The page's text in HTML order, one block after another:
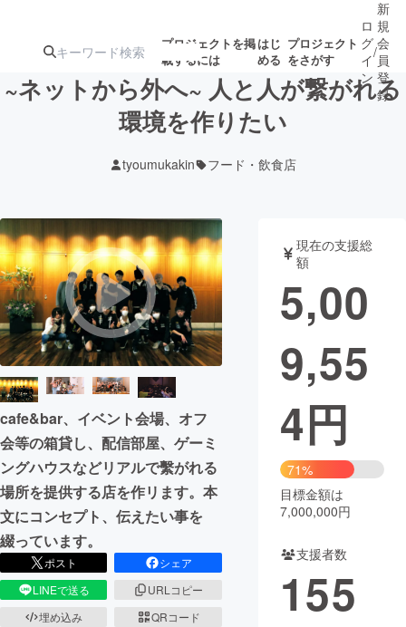
プロジェクトを掲
載するには
はじ
める
プロジェクト
をさがす
ジェクト
募集終了が近いプ
ロジェクト
アート・写真 音楽
テクノロジー・ガジェット ゲーム・サ
映像・映画
ビジネス・起業
まちづくり・地域活性化
CAMPFIRE for Social Good
CAMPFIRE Creation
CAMPFIREふるさと納税
コミュニティ
ロ
グ
イ
ン
/
新
規
会
員
登
録
~ネットから外へ~ 人と人が繋がれる
環境を作りたい
tyoumukakin フード・飲食店
cafe&bar、イベント会場、オフ
会等の箱貸し、配信部屋、ゲーミ
ングハウスなどリアルで繫がれる
場所を提供する店を作リます。本
文にコンセプト、伝えたい事を
綴っています。
ポスト
シェア
LINEで送る
URLコピー
埋め込み
QRコード
現在の支援総
額
5,00
9,55
4円
71%
目標金額は
7,000,000円
支援者数
155